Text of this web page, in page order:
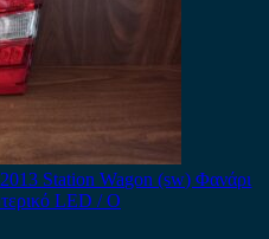
Station Wagon (sw) Φανάρι
LED / Ο